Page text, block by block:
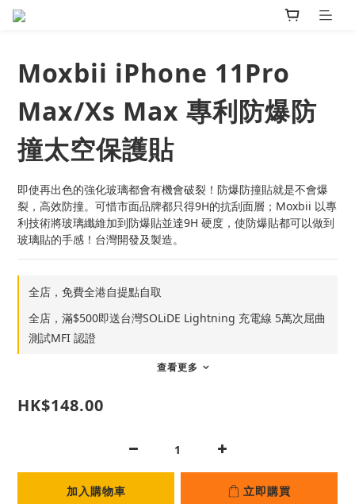
Moxbii iPhone 11Pro
Max/Xs Max 專利防爆防
撞太空保護貼
即使再出色的強化玻璃都會有機會破裂！防爆防撞貼就是不會爆
裂，高效防撞。可惜市面品牌都只得9H的抗刮面層；Moxbii 以專
利技術將玻璃纖維加到防爆貼並達9H 硬度，使防爆貼都可以做到
玻璃貼的手感！台灣開發及製造。
全店，免費全港自提點自取
全店，滿$500即送台灣SOLiDE Lightning 充電線 5萬次屈曲
測試MFI 認證
查看更多
HK$148.00
加入購物車 立即購買